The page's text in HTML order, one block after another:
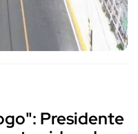
Presidente